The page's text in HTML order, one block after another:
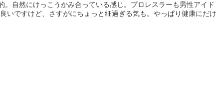
自然にけっこうかみ合っている感じ。プロレスラーも男性アイド
いですけど、さすがにちょっと細過ぎる気も。やっぱり健康にだけ